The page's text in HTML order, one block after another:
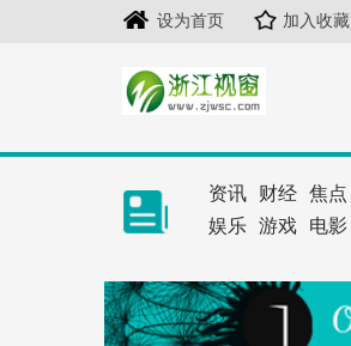
设为首页 加入收藏
资讯 财经 焦点
娱乐 游戏 电影